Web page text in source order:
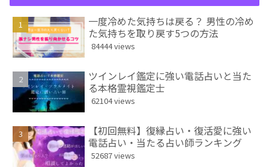
一度冷めた気持ちは戻る？ 男性の冷め
た気持ちを取り戻す5つの方法
84444 views
ツインレイ鑑定に強い電話占いと当た
る本格霊視鑑定士
62104 views
【初回無料】復縁占い・復活愛に強い
電話占い・当たる占い師ランキング
52687 views